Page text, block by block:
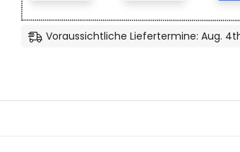
Voraussichtliche Liefertermine: Aug.